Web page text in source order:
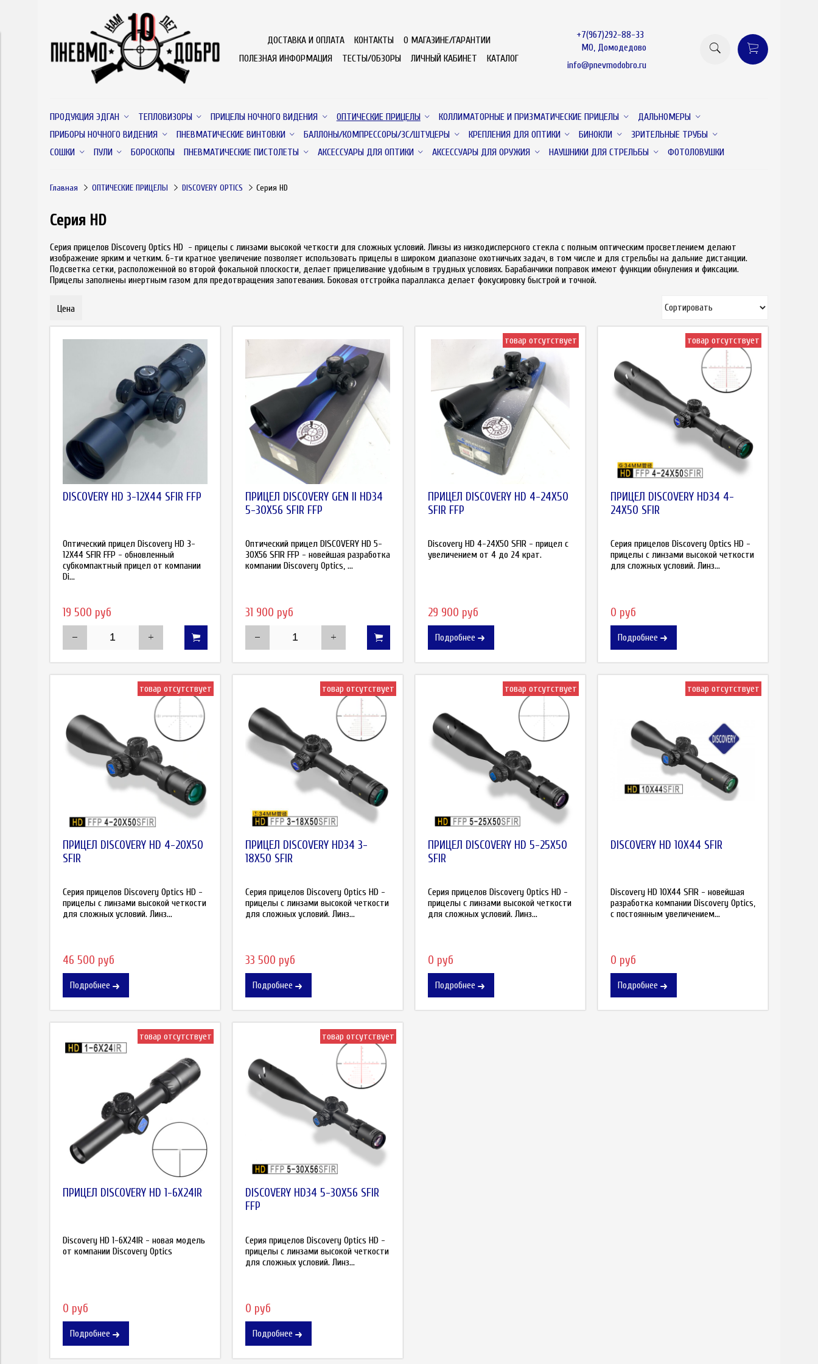
ДОСТАВКА И ОПЛАТА КОНТАКТЫ
О МАГАЗИНЕ/ГАРАНТИИ
ПОЛЕЗНАЯ ИНФОРМАЦИЯ
ТЕСТЫ/ОБЗОРЫ ЛИЧНЫЙ КАБИНЕТ КАТАЛОГ
+7(967)292-88-33
МО, Домодедово
info@pnevmodobro.ru
ПРОДУКЦИЯ ЭДГАН ТЕПЛОВИЗОРЫ ПРИЦЕЛЫ НОЧНОГО ВИДЕНИЯ ОПТИЧЕСКИЕ ПРИЦЕЛЫ КОЛЛИМАТОРНЫЕ И ПРИЗМАТИЧЕСКИЕ ПРИЦЕЛЫ
ДАЛЬНОМЕРЫ
ПРИБОРЫ НОЧНОГО ВИДЕНИЯ
ПНЕВМАТИЧЕСКИЕ ВИНТОВКИ БАЛЛОНЫ/КОМПРЕССОРЫ/ЗС/ШТУЦЕРЫ КРЕПЛЕНИЯ ДЛЯ ОПТИКИ БИНОКЛИ
ЗРИТЕЛЬНЫЕ ТРУБЫ
СОШКИ
ПУЛИ БОРОСКОПЫ ПНЕВМАТИЧЕСКИЕ ПИСТОЛЕТЫ АКСЕССУАРЫ ДЛЯ ОПТИКИ АКСЕССУАРЫ ДЛЯ ОРУЖИЯ НАУШНИКИ ДЛЯ СТРЕЛЬБЫ ФОТОЛОВУШКИ
Главная ОПТИЧЕСКИЕ ПРИЦЕЛЫ DISCOVERY OPTICS Серия HD
Серия HD
Серия прицелов Discovery Optics HD - прицелы с линзами высокой четкости для сложных условий. Линзы из низкодисперсного стекла с полным оптическим просветлением делают
изображение ярким и четким. 6-ти кратное увеличение позволяет использовать прицелы в широком диапазоне охотничьих задач, в том числе и для стрельбы на дальние дистанции.
Подсветка сетки, расположенной во второй фокальной плоскости, делает прицеливание удобным в трудных условиях. Барабанчики поправок имеют функции обнуления и фиксации.
Прицелы заполнены инертным газом для предотвращения запотевания. Боковая отстройка параллакса делает фокусировку быстрой и точной.
Цена
DISCOVERY HD 3-12X44 SFIR FFP
Оптический прицел Discovery HD 3-
12X44 SFIR FFP - обновленный
субкомпактный прицел от компании
Di...
19 500 руб
ПРИЦЕЛ DISCOVERY GEN II HD34
5-30X56 SFIR FFP
Оптический прицел DISCOVERY HD 5-
30X56 SFIR FFP - новейшая разработка
компании Discovery Optics, ...
31 900 руб
товар отсутствует
ПРИЦЕЛ DISCOVERY HD 4-24X50
SFIR FFP
Discovery HD 4-24X50 SFIR - прицел с
увеличением от 4 до 24 крат.
29 900 руб
Подробнее
товар отсутствует
ПРИЦЕЛ DISCOVERY HD34 4-
24X50 SFIR
Серия прицелов Discovery Optics HD -
прицелы с линзами высокой четкости
для сложных условий. Линз...
0 руб
Подробнее
товар отсутствует
ПРИЦЕЛ DISCOVERY HD 4-20X50
SFIR
Серия прицелов Discovery Optics HD -
прицелы с линзами высокой четкости
для сложных условий. Линз...
46 500 руб
Подробнее
товар отсутствует
ПРИЦЕЛ DISCOVERY HD34 3-
18X50 SFIR
Серия прицелов Discovery Optics HD -
прицелы с линзами высокой четкости
для сложных условий. Линз...
33 500 руб
Подробнее
товар отсутствует
ПРИЦЕЛ DISCOVERY HD 5-25X50
SFIR
Серия прицелов Discovery Optics HD -
прицелы с линзами высокой четкости
для сложных условий. Линз...
0 руб
Подробнее
товар отсутствует
DISCOVERY HD 10X44 SFIR
Discovery HD 10X44 SFIR - новейшая
разработка компании Discovery Optics,
с постоянным увеличением...
0 руб
Подробнее
товар отсутствует
ПРИЦЕЛ DISCOVERY HD 1-6X24IR
Discovery HD 1-6X24IR - новая модель
от компании Discovery Optics
0 руб
Подробнее
товар отсутствует
DISCOVERY HD34 5-30X56 SFIR
FFP
Серия прицелов Discovery Optics HD -
прицелы с линзами высокой четкости
для сложных условий. Линз...
0 руб
Подробнее